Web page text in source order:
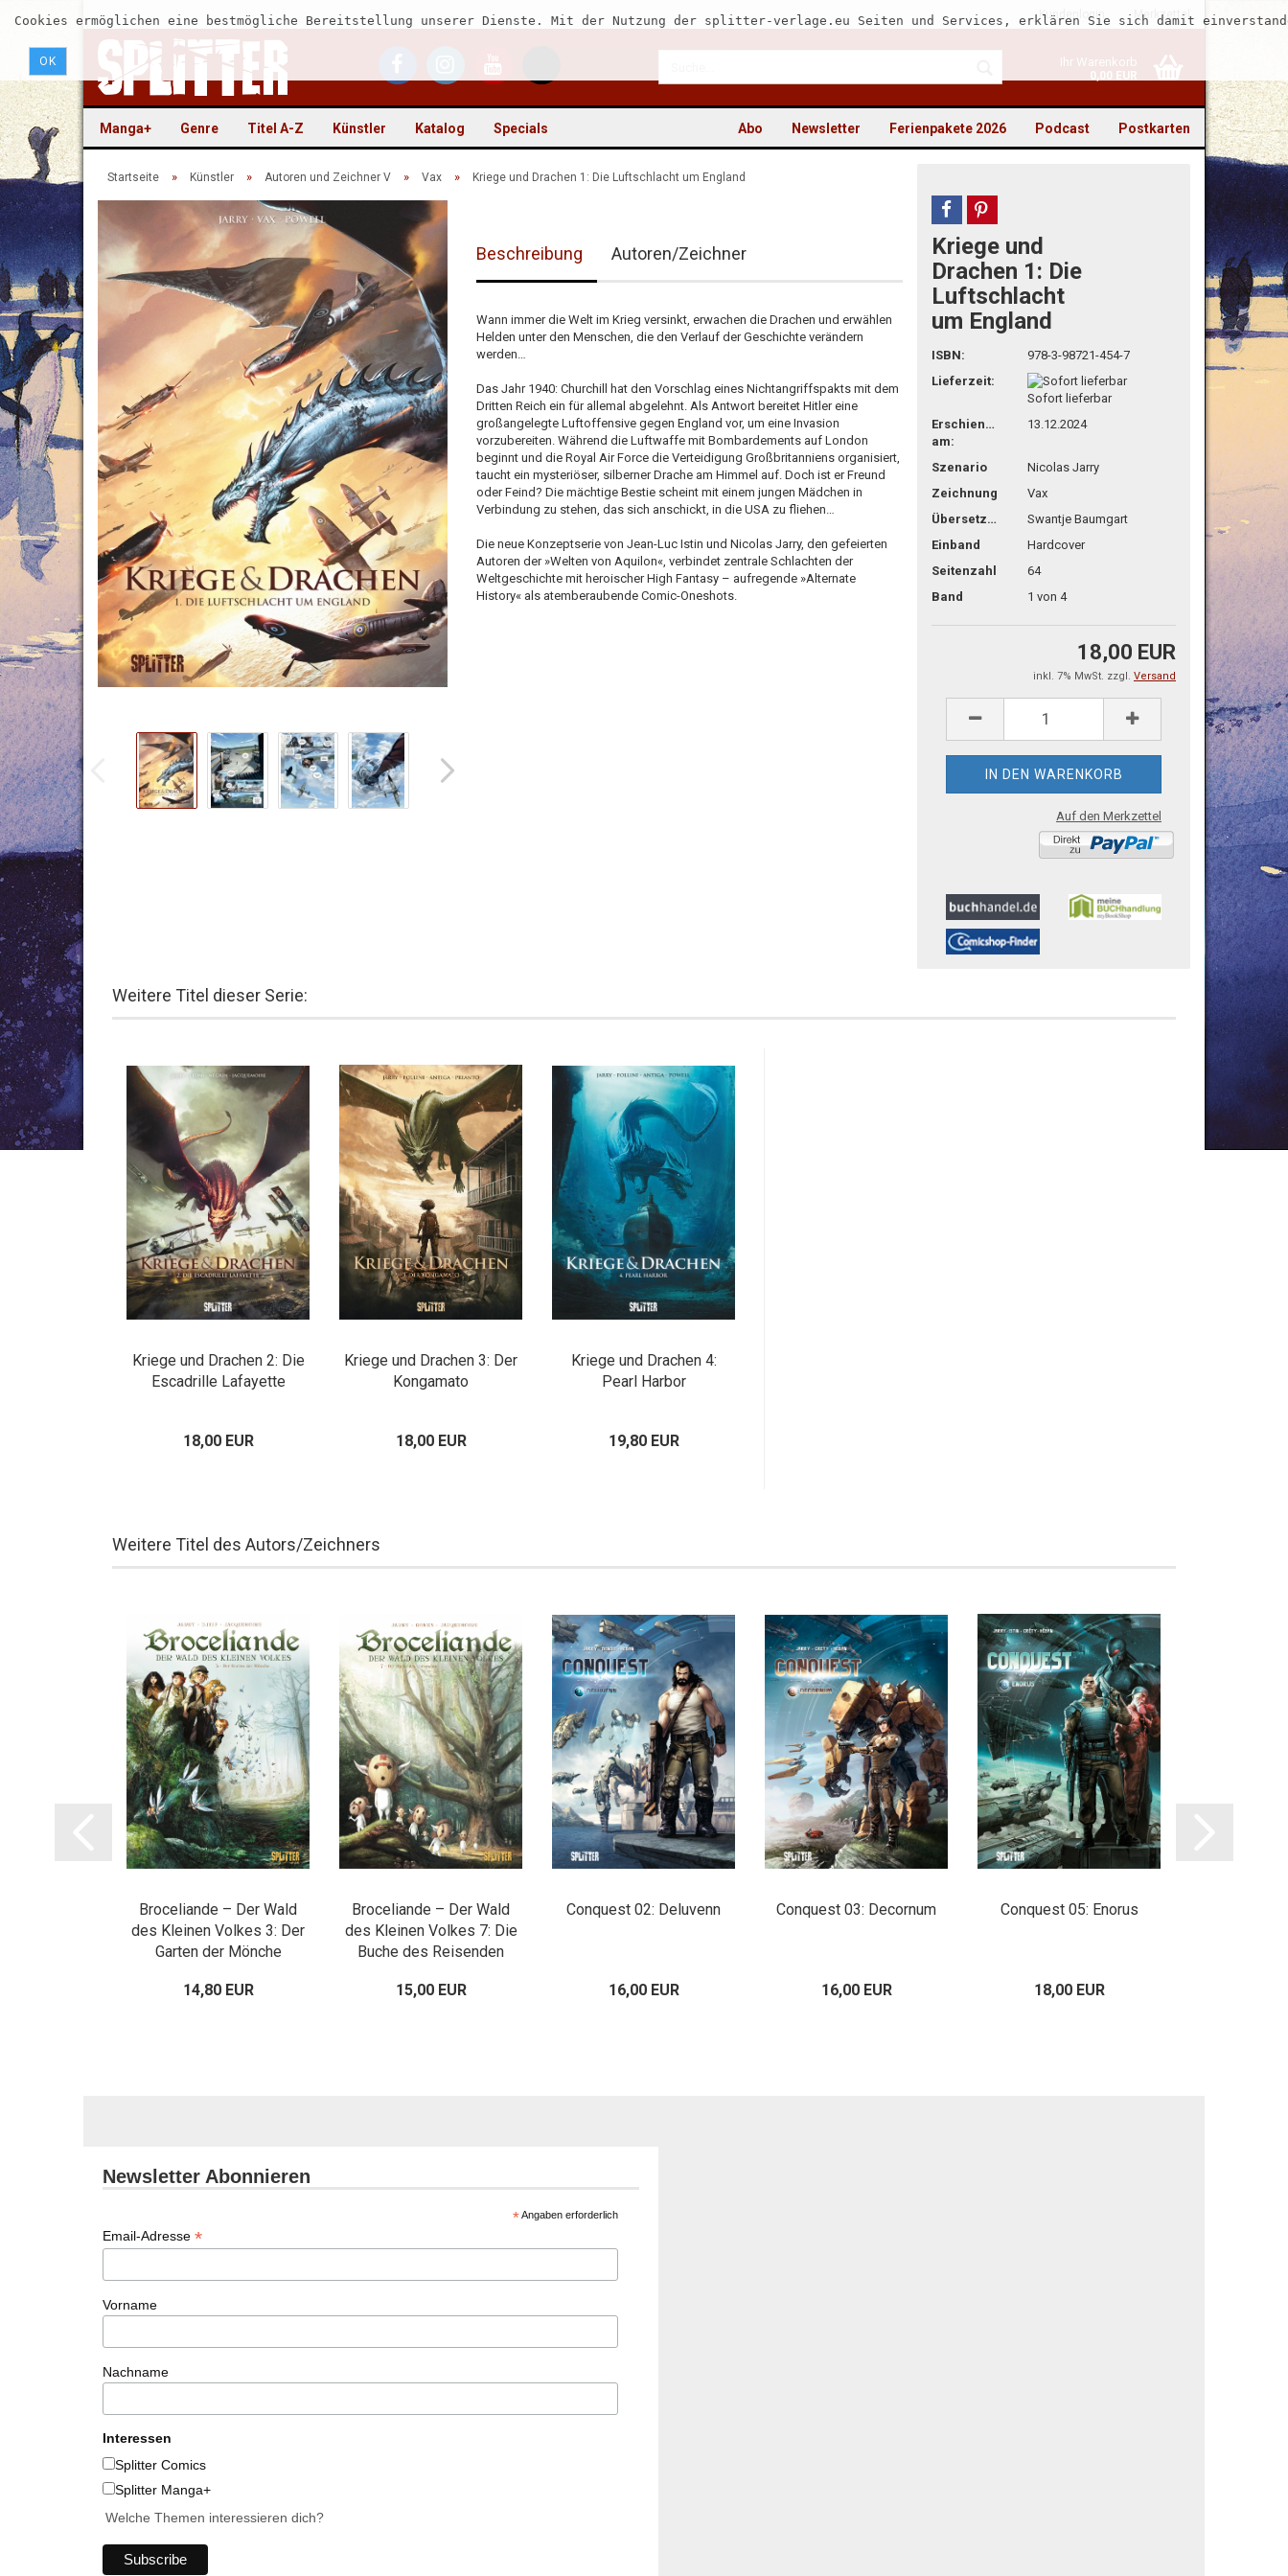
Kundenlogin
Passwort vergessen?
Merkzettel
Ihr Warenkorb
0,00 EUR
Cookies ermöglichen eine bestmögliche Bereitstellung unserer Dienste. Mit der Nutzung der splitter-verlage.eu Seiten und Services, erklären Sie sich damit
OK
Manga+ Genre Titel A-Z Künstler Katalog Specials Postkarten
Podcast
Ferienpakete 2026
Newsletter
Abo
Startseite » Künstler » Autoren und Zeichner V » Vax » Kriege und Drachen 1: Die Luftschlacht um England
Beschreibung Autoren/Zeichner
Wann immer die Welt im Krieg versinkt, erwachen die Drachen und erwählen
Helden unter den Menschen, die den Verlauf der Geschichte verändern
werden…
Das Jahr 1940: Churchill hat den Vorschlag eines Nichtangriffspakts mit dem
Dritten Reich ein für allemal abgelehnt. Als Antwort bereitet Hitler eine
großangelegte Luftoffensive gegen England vor, um eine Invasion
vorzubereiten. Während die Luftwaffe mit Bombardements auf London
beginnt und die Royal Air Force die Verteidigung Großbritanniens organisiert,
taucht ein mysteriöser, silberner Drache am Himmel auf. Doch ist er Freund
oder Feind? Die mächtige Bestie scheint mit einem jungen Mädchen in
Verbindung zu stehen, das sich anschickt, in die USA zu fliehen…
Die neue Konzeptserie von Jean-Luc Istin und Nicolas Jarry, den gefeierten
Autoren der »Welten von Aquilon«, verbindet zentrale Schlachten der
Weltgeschichte mit heroischer High Fantasy – aufregende »Alternate
History« als atemberaubende Comic-Oneshots.
teilen pin it
Kriege und
Drachen 1: Die
Luftschlacht
um England
ISBN:
978-3-98721-454-7
Lieferzeit:
Sofort lieferbar
Erschienen
am:
13.12.2024
Szenario
Nicolas Jarry
Zeichnung
Vax
Übersetzg.
Swantje Baumgart
Einband
Hardcover
Seitenzahl
64
Band
1 von 4
18,00 EUR
inkl. 7% MwSt. zzgl. Versand
Auf den Merkzettel
Weitere Titel dieser Serie:
Kriege und Drachen 2: Die
Escadrille Lafayette
18,00 EUR
Kriege und Drachen 3: Der
Kongamato
18,00 EUR
Kriege und Drachen 4:
Pearl Harbor
19,80 EUR
Weitere Titel des Autors/Zeichners
Broceliande – Der Wald
des Kleinen Volkes 3: Der
Garten der Mönche
14,80 EUR
Broceliande – Der Wald
des Kleinen Volkes 7: Die
Buche des Reisenden
15,00 EUR
Conquest 02: Deluvenn
16,00 EUR
Conquest 03: Decornum
16,00 EUR
Conquest 05: Enorus
18,00 EUR
Newsletter Abonnieren
*Angaben erforderlich
Email-Adresse *
Vorname
Nachname
Interessen
Splitter Comics
Splitter Manga+
Welche Themen interessieren dich?